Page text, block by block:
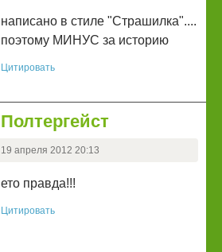
написано в стиле "Страшилка"....
поэтому МИНУС за историю
Цитировать
Полтергейст
19 апреля 2012 20:13
ето правда!!!
Цитировать